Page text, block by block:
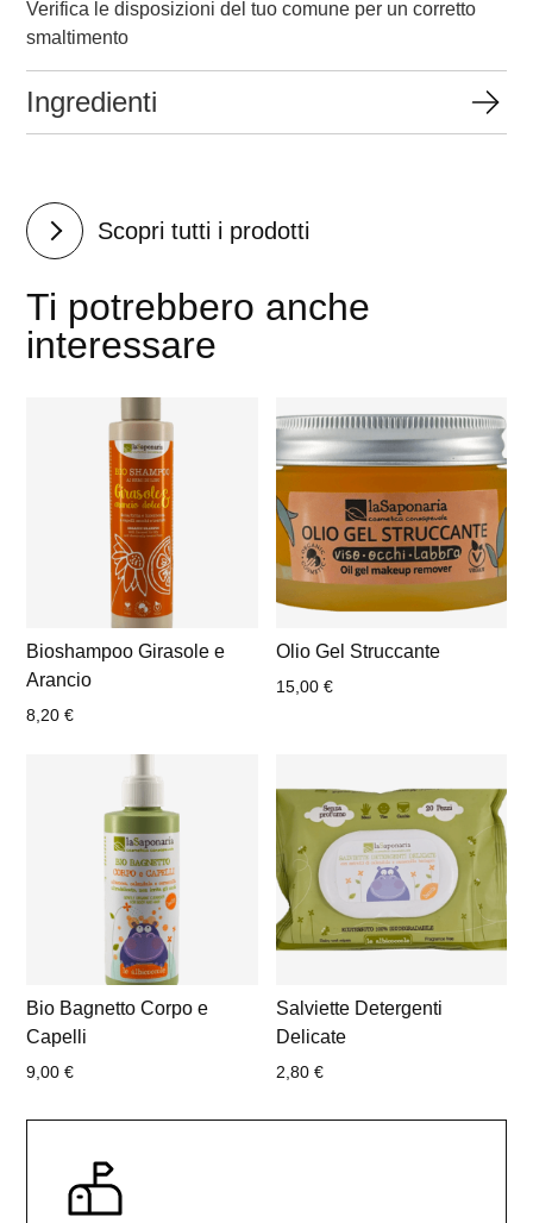
Verifica le disposizioni del tuo comune per un corretto
smaltimento​
Ingredienti
Ti potrebbero anche
interessare
Scopri tutti i prodotti
Bioshampoo Girasole e
Arancio
8,20€
Olio Gel Struccante
15,00 €
Bio Bagnetto Corpo e
Capelli
9,00€
Salviette Detergenti
Delicate
2,80 €